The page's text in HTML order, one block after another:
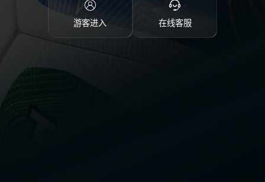
游客进入 在线客服